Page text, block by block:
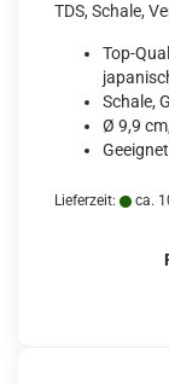
TDS, Schale,
Top-
Schale,
Ø 9,9
Lieferzeit: ca.